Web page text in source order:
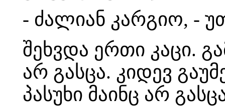
- ძალიან კარგიო, -
შეხვდა ერთი კაცი.
არ გასცა. კიდევ
პასუხი მაინც არ